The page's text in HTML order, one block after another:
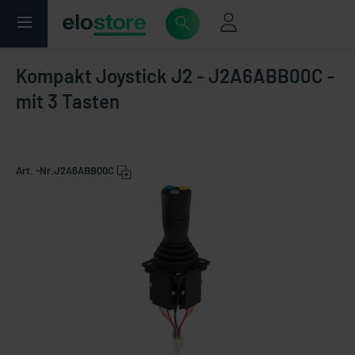
Kompakt Joystick J2 - J2A6ABB00C -
mit 3 Tasten
Art. -Nr. J2A6ABB00C